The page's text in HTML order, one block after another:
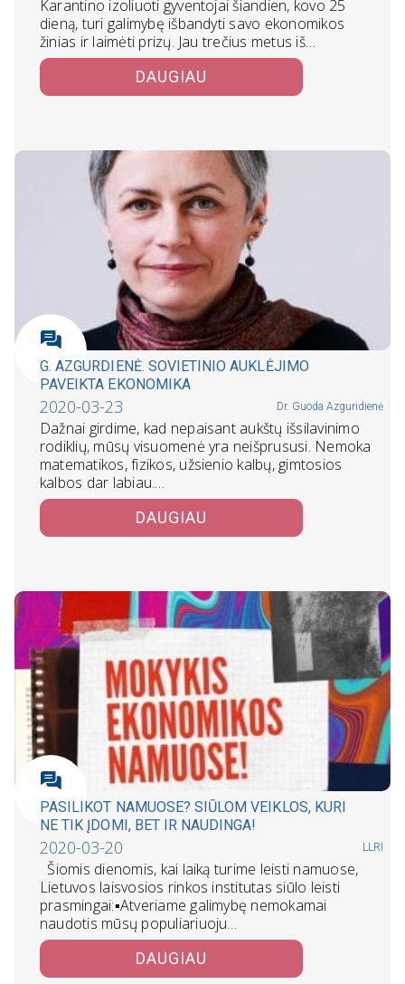
Karantino izoliuoti gyventojai šiandien, kovo 25
dieną, turi galimybę išbandyti savo ekonomikos
žinias ir laimėti prizų. Jau trečius metus iš…
DAUGIAU
G. AZGURDIENĖ. SOVIETINIO AUKLĖJIMO
PAVEIKTA EKONOMIKA
2020-03-23 Dr. Guoda Azguridienė
Dažnai girdime, kad nepaisant aukštų išsilavinimo
rodiklių, mūsų visuomenė yra neišprususi. Nemoka
matematikos, fizikos, užsienio kalbų, gimtosios
kalbos dar labiau.…
DAUGIAU
PASILIKOT NAMUOSE? SIŪLOM VEIKLOS, KURI
NE TIK ĮDOMI, BET IR NAUDINGA!
2020-03-20 LLRI
Šiomis dienomis, kai laiką turime leisti namuose,
Lietuvos laisvosios rinkos institutas siūlo leisti
prasmingai:▪️Atveriame galimybę nemokamai
naudotis mūsų populiariuoju…
DAUGIAU